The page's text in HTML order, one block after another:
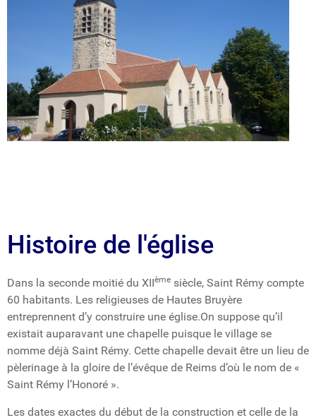
Histoire de l'église
Dans la seconde moitié du XIIème siècle, Saint Rémy compte
60 habitants. Les religieuses de Hautes Bruyère
entreprennent d’y construire une église.On suppose qu’il
existait auparavant une chapelle puisque le village se
nomme déjà Saint Rémy. Cette chapelle devait être un lieu de
pèlerinage à la gloire de l’évêque de Reims d’où le nom de «
Saint Rémy l’Honoré ».
Les dates exactes du début de la construction et celle de la